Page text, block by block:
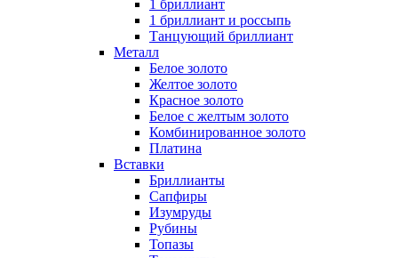
1 бриллиант
1 бриллиант и россыпь
Танцующий бриллиант
Металл
Белое золото
Желтое золото
Красное золото
Белое с желтым золото
Комбинированное золото
Платина
Вставки
Бриллианты
Сапфиры
Изумруды
Рубины
Топазы